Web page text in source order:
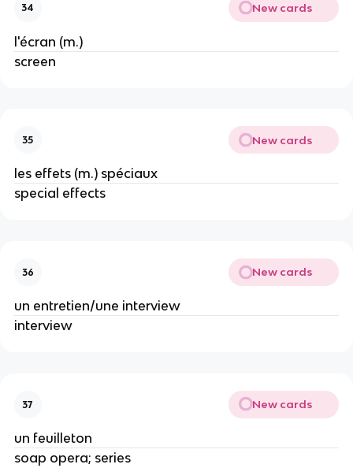
34 New cards
l'écran (m.)
screen
35 New cards
les effets (m.) spéciaux
special effects
36 New cards
un entretien/une interview
interview
37 New cards
un feuilleton
soap opera; series